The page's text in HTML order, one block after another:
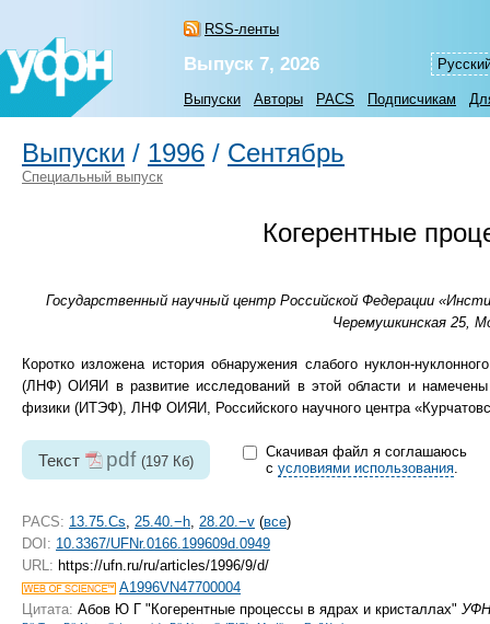
RSS-ленты
Выпуск 7, 2026
Выпуски Авторы PACS Подписчикам
Выпуски / 1996 / Сентябрь
Специальный выпуск
Когерентные
Государственный научный центр Российской Федерации
Черемушкинская 25,
Коротко изложена история обнаружения слабого нуклон-
(ЛНФ) ОИЯИ в развитие исследований в этой области и намечены
физики (ИТЭФ), ЛНФ ОИЯИ, Российского научного центра
Текст pdf (197 Кб)
Скачивая файл я соглашаюсь
с условиями использования.
PACS: 13.75.Cs 25.40.−h 28.20.−v (все)
DOI: 10.3367/UFNr.0166.199609d.0949
URL: https://ufn.ru/ru/articles/1996/9/d/
A1996VN47700004
Цитата: Абов Ю Г "Когерентные процессы в ядрах и кристаллах" УФН